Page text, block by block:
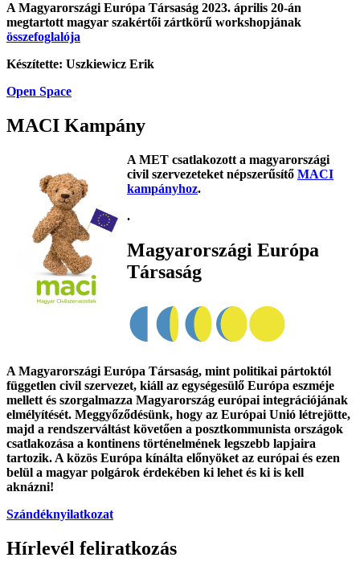
A Magyarországi Európa Társaság 2023. április 20-án
megtartott magyar szakértői zártkörű workshopjának
összefoglalója
Készítette: Uszkiewicz Erik
Open Space
MACI Kampány
A MET csatlakozott a magyarországi
civil szervezeteket népszerűsítő MACI
kampányhoz.
.
Magyarországi Európa
Társaság
A Magyarországi Európa Társaság, mint politikai pártoktól
független civil szervezet, kiáll az egységesülő Európa eszméje
mellett és szorgalmazza Magyarország európai integrációjának
elmélyítését. Meggyőződésünk, hogy az Európai Unió létrejötte,
majd a rendszerváltást követően a posztkommunista országok
csatlakozása a kontinens történelmének legszebb lapjaira
tartozik. A közös Európa kínálta előnyöket az európai és ezen
belül a magyar polgárok érdekében ki lehet és ki is kell
aknázni!
Szándéknyilatkozat
Hírlevél feliratkozás